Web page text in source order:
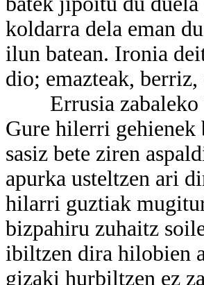
koldarra dela eman
ilun batean. Ironia
dio; emazteak,
Errusia zabaleko
Gure hilerri gehienek
sasiz bete ziren
apurka usteltzen ari
hilarri guztiak
bizpahiru zuhaitz
ibiltzen dira hilobien
gizaki hurbiltzen ez